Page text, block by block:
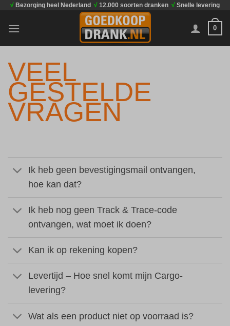
inhoud
√ Bezorging heel Nederland √ 12.000 soorten dranken √ Snelle levering
0
VEEL
GESTELDE
VRAGEN
Ik heb geen bevestigingsmail ontvangen,
hoe kan dat?
Ik heb nog geen Track & Trace-code
ontvangen, wat moet ik doen?
Kan ik op rekening kopen?
Levertijd – Hoe snel komt mijn Cargo-
levering?
Wat als een product niet op voorraad is?